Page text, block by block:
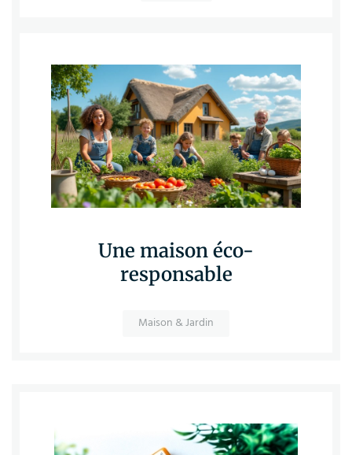
Une maison éco-
responsable
Maison & Jardin